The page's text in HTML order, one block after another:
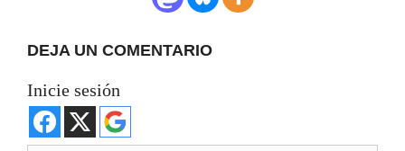
DEJA UN COMENTARIO
Inicie sesión